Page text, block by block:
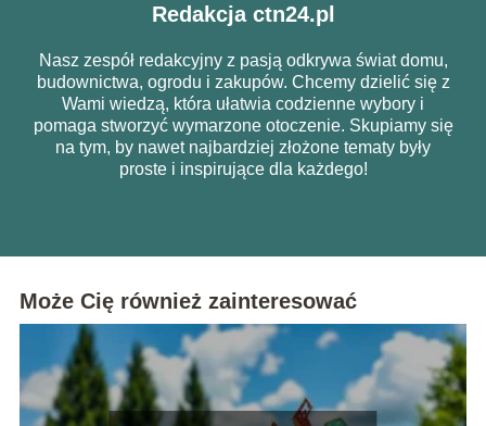
Redakcja ctn24.pl
Nasz zespół redakcyjny z pasją odkrywa świat domu,
budownictwa, ogrodu i zakupów. Chcemy dzielić się z
Wami wiedzą, która ułatwia codzienne wybory i
pomaga stworzyć wymarzone otoczenie. Skupiamy się
na tym, by nawet najbardziej złożone tematy były
proste i inspirujące dla każdego!
Może Cię również zainteresować